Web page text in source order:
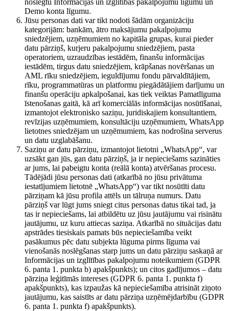
noslēgtu Informācijas un izglītības pakalpojumu līgumu un
Demo konta līgumu.
Jūsu personas dati var tikt nodoti šādām organizāciju
kategorijām: bankām, ātro maksājumu pakalpojumu
sniedzējiem, uzņēmumiem no kapitāla grupas, kurai pieder
datu pārziņš, kurjeru pakalpojumu sniedzējiem, pasta
operatoriem, uzraudzības iestādēm, finanšu informācijas
iestādēm, tirgus datu sniedzējiem, krāpšanas novēršanas un
AML rīku sniedzējiem, ieguldījumu fondu pārvaldītājiem,
rīku, programmatūras un platformu piegādātājiem darījumu un
finanšu operāciju apkalpošanai, kas tiek veiktas Pamatlīguma
īstenošanas gaitā, kā arī komerciālās informācijas nosūtīšanai,
izmantojot elektronisko saziņu, juridiskajiem konsultantiem,
revīzijas uzņēmumiem, konsultāciju uzņēmumiem, WhatsApp
lietotnes sniedzējam un uzņēmumiem, kas nodrošina serverus
un datu uzglabāšanu.
Saziņu ar datu pārziņu, izmantojot lietotni „WhatsApp“, var
uzsākt gan jūs, gan datu pārziņš, ja ir nepieciešams sazināties
ar jums, lai pabeigtu konta (reālā konta) atvēršanas procesu.
Tādējādi jūsu personas dati (atkarībā no jūsu privātuma
iestatījumiem lietotnē „WhatsApp“) var tikt nosūtīti datu
pārziņam kā jūsu profila attēls un tālruņa numurs. Datu
pārziņš var lūgt jums sniegt citus personas datus tikai tad, ja
tas ir nepieciešams, lai atbildētu uz jūsu jautājumu vai risinātu
jautājumu, uz kuru attiecas saziņa. Atkarībā no situācijas datu
apstrādes tiesiskais pamats būs nepieciešamība veikt
pasākumus pēc datu subjekta lūguma pirms līguma vai
vienošanās noslēgšanas starp jums un datu pārziņu saskaņā ar
Informācijas un izglītības pakalpojumu noteikumiem (GDPR
6. panta 1. punkta b) apakšpunkts); un citos gadījumos – datu
pārziņa leģitīmās intereses (GDPR 6. panta 1. punkta f)
apakšpunkts), kas izpaužas kā nepieciešamība atrisināt ziņoto
jautājumu, kas saistīts ar datu pārziņa uzņēmējdarbību (GDPR
6. panta 1. punkta f) apakšpunkts).